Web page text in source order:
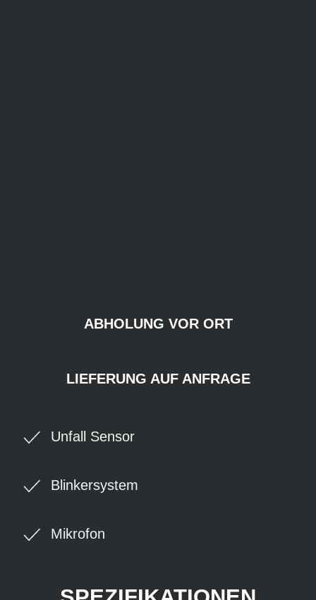
ABHOLUNG VOR ORT
LIEFERUNG AUF ANFRAGE
Unfall Sensor
Blinkersystem
Mikrofon